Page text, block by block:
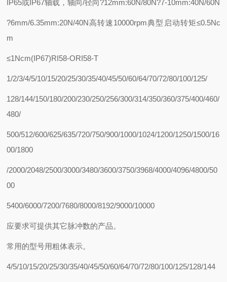
IP65或IP67轴载，轴向/径向?12mm:60N/80N?7-10mm:40N/60N
?6mm/6.35mm:20N/40N高转速10000rpm典型启动转矩≤0.5Nc
m
≤1Ncm(IP67)RI58-ORI58-T
1/2/3/4/5/10/15/20/25/30/35/40/45/50/60/64/70/72/80/100/125/
128/144/150/180/200/230/250/256/300/314/350/360/375/400/460/
480/
500/512/600/625/635/720/750/900/1000/1024/1200/1250/1500/16
00/1800
/2000/2048/2500/3000/3480/3600/3750/3968/4000/4096/4800/50
00
5400/6000/7200/7680/8000/8192/9000/10000
应要求可提供其它脉冲数的产品。
常用的型号用粗体表示。
4/5/10/15/20/25/30/35/40/45/50/60/64/70/72/80/100/125/128/144